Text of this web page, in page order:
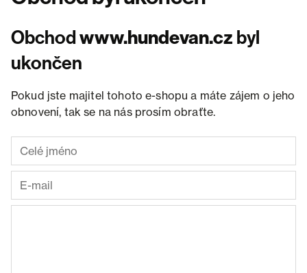
Obchodwww.hundevan.cz byl
ukončen
Pokud jste majitel tohoto e-shopu a máte zájem o jeho
obnovení, tak se na nás prosím obraťte.